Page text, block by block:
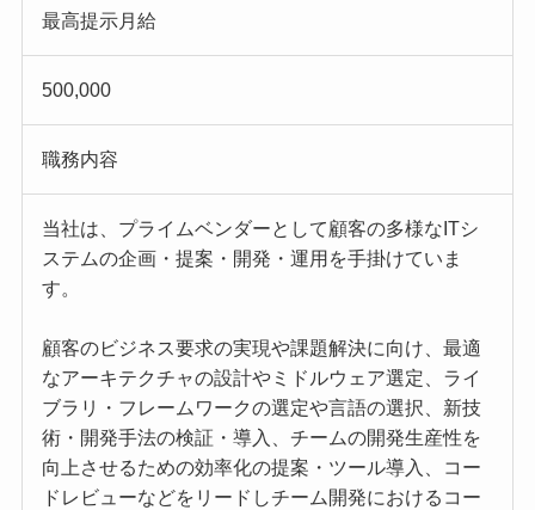
最高提示月給
500,000
職務内容
当社は、プライムベンダーとして顧客の多様なITシ
ステムの企画・提案・開発・運用を手掛けていま
す。
顧客のビジネス要求の実現や課題解決に向け、最適
なアーキテクチャの設計やミドルウェア選定、ライ
ブラリ・フレームワークの選定や言語の選択、新技
術・開発手法の検証・導入、チームの開発生産性を
向上させるための効率化の提案・ツール導入、コー
ドレビューなどをリードしチーム開発におけるコー